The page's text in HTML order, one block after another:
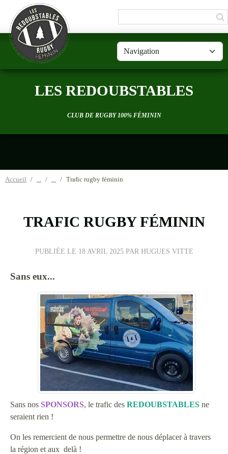
LES REDOUBSTABLES
CLUB DE RUGBY 100% FÉMININ
Accueil Trafic rugby féminin
TRAFIC RUGBY FÉMININ
PUBLIÉE LE 18 AVRIL 2025PAR HUGUES VITTE
Sans eux...
Sans nos SPONSORS, le trafic des REDOUBSTABLES ne
seraient rien !
On les remercient de nous permettre de nous déplacer à travers
la région et aux delà !
Panneau de gestion des cookies